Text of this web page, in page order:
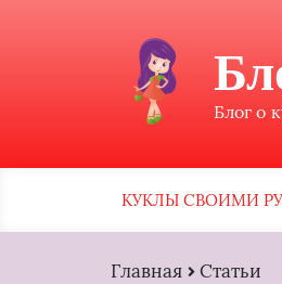
Блог о
КУКЛЫ СВОИМИ
Главная Статьи